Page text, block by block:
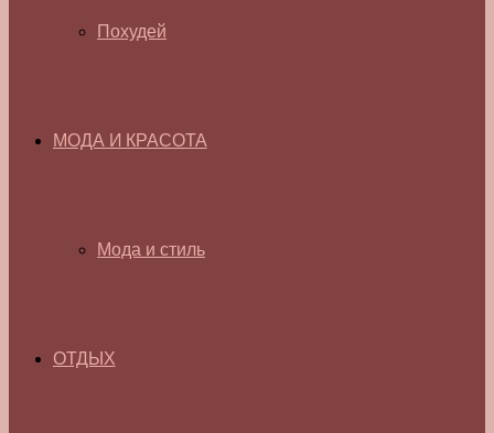
Похудей
МОДА И КРАСОТА
Мода и стиль
ОТДЫХ